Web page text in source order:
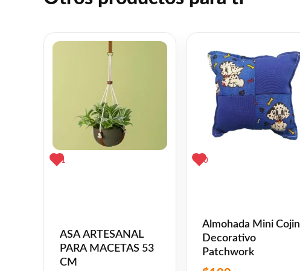
1
ASA ARTESANAL
PARA MACETAS 53
CM
0
Almohada Mini Cojin
Decorativo
Patchwork